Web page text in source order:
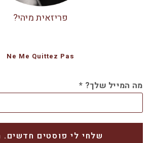
פריזאית מיהי?
Ne Me Quittez Pas
מה המייל שלך? *